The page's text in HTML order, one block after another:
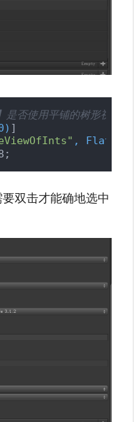
否使用平铺的树形视图*/
]
,
双击才能确地选中